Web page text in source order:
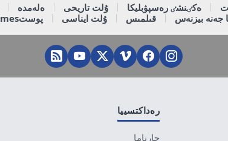
ەكٸنشٸ رەسپۋبليكا ۇلت تاريحى ەلەمدە
جەنە بيزنەس قىلمىس ۇلت ايناسى پوستtimes
رەداكتسييا
جارناما